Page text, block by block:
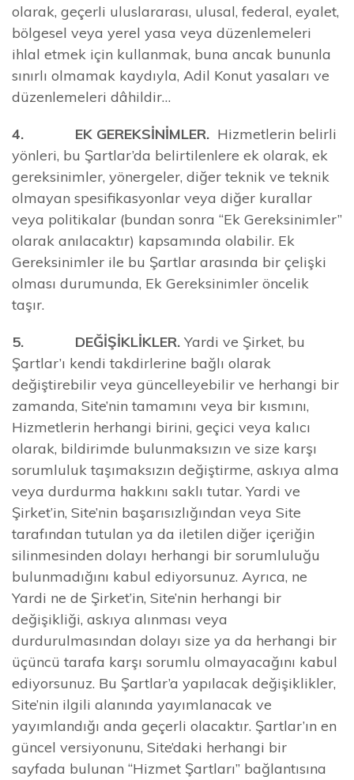
olarak, geçerli uluslararası, ulusal, federal, eyalet,
bölgesel veya yerel yasa veya düzenlemeleri
ihlal etmek için kullanmak, buna ancak bununla
sınırlı olmamak kaydıyla, Adil Konut yasaları ve
düzenlemeleri dâhildir…
4. EK GEREKSİNİMLER. Hizmetlerin belirli
yönleri, bu Şartlar’da belirtilenlere ek olarak, ek
gereksinimler, yönergeler, diğer teknik ve teknik
olmayan spesifikasyonlar veya diğer kurallar
veya politikalar (bundan sonra “Ek Gereksinimler”
olarak anılacaktır) kapsamında olabilir. Ek
Gereksinimler ile bu Şartlar arasında bir çelişki
olması durumunda, Ek Gereksinimler öncelik
taşır.
5. DEĞİŞİKLİKLER. Yardi ve Şirket, bu
Şartlar’ı kendi takdirlerine bağlı olarak
değiştirebilir veya güncelleyebilir ve herhangi bir
zamanda, Site’nin tamamını veya bir kısmını,
Hizmetlerin herhangi birini, geçici veya kalıcı
olarak, bildirimde bulunmaksızın ve size karşı
sorumluluk taşımaksızın değiştirme, askıya alma
veya durdurma hakkını saklı tutar. Yardi ve
Şirket’in, Site’nin başarısızlığından veya Site
tarafından tutulan ya da iletilen diğer içeriğin
silinmesinden dolayı herhangi bir sorumluluğu
bulunmadığını kabul ediyorsunuz. Ayrıca, ne
Yardi ne de Şirket’in, Site’nin herhangi bir
değişikliği, askıya alınması veya
durdurulmasından dolayı size ya da herhangi bir
üçüncü tarafa karşı sorumlu olmayacağını kabul
ediyorsunuz. Bu Şartlar’a yapılacak değişiklikler,
Site’nin ilgili alanında yayımlanacak ve
yayımlandığı anda geçerli olacaktır. Şartlar’ın en
güncel versiyonunu, Site’daki herhangi bir
sayfada bulunan “Hizmet Şartları” bağlantısına